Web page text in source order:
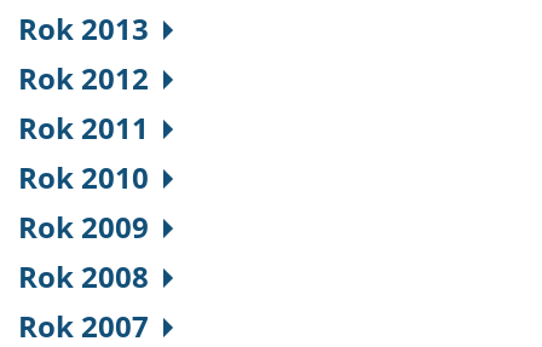
Rok 2013
Rok 2012
Rok 2011
Rok 2010
Rok 2009
Rok 2008
Rok 2007